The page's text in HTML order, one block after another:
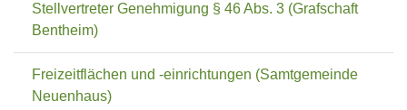
Stellvertreter Genehmigung § 46 Abs. 3 (Grafschaft
Bentheim)
Freizeitflächen und -einrichtungen (Samtgemeinde
Neuenhaus)